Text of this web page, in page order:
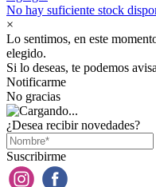
No hay suficiente stock
×
Lo sentimos, en este
elegido.
Si lo deseas, te podemos
Notificarme
No gracias
¿Desea recibir novedades?
Suscribirme